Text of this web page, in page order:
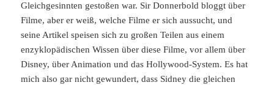
Gleichgesinnten gestoßen war. Sir Donnerbold bloggt über
Filme, aber er weiß, welche Filme er sich aussucht, und
seine Artikel speisen sich zu großen Teilen aus einem
enzyklopädischen Wissen über diese Filme, vor allem über
Disney, über Animation und das Hollywood-System. Es hat
mich also gar nicht gewundert, dass Sidney die gleichen